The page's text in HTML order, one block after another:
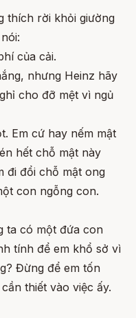
thích rời khỏi giường
của cải.
nhưng Heinz hãy
cho đỡ mệt vì ngủ
Em cứ hay nếm mật
hết chỗ mật này
đi đổi chỗ mật ong
con ngỗng con.
ta có một đứa con
tính để em khổ sở vì
Đừng để em tốn
thiết vào việc ấy.